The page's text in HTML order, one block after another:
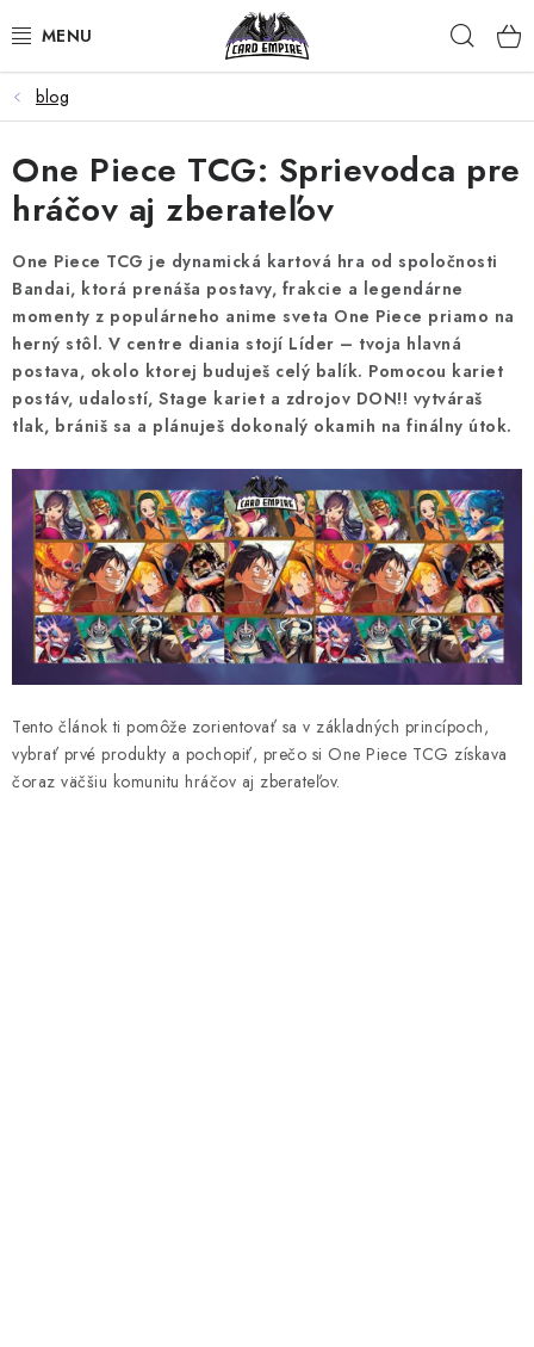
na
POKÉMON
MAGIC THE GATHERING
ŠPORTY
ZBERATEĽSKÉ KARTY
OSTATNÉ TCG
VÝKUP KARIET
KUSOVÉ KARTY
HIT PARADE
LEGO
HERNÉ PRÍSLUŠENSTVO
PLYŠOVÉ HRAČKY
STOLOVÉ HRY
blog
One Piece TCG: Sprievodca pre
hráčov aj zberateľov
One Piece TCG je dynamická kartová hra od spoločnosti
Bandai, ktorá prenáša postavy, frakcie a legendárne
momenty z populárneho anime sveta One Piece priamo na
herný stôl. V centre diania stojí Líder – tvoja hlavná
postava, okolo ktorej buduješ celý balík. Pomocou kariet
postáv, udalostí, Stage kariet a zdrojov DON!! vytváraš
tlak, brániš sa a plánuješ dokonalý okamih na finálny útok.
Tento článok ti pomôže zorientovať sa v základných princípoch,
vybrať prvé produkty a pochopiť, prečo si One Piece TCG získava
čoraz väčšiu komunitu hráčov aj zberateľov.